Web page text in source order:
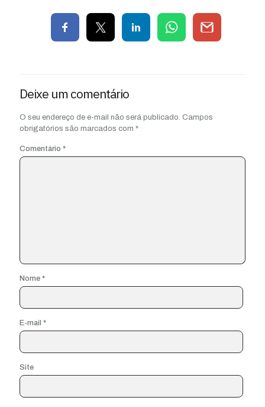
Deixe um comentário
O seu endereço de e-mail não será publicado. Campos
obrigatórios são marcados com *
Comentário *
Nome *
E-mail *
Site